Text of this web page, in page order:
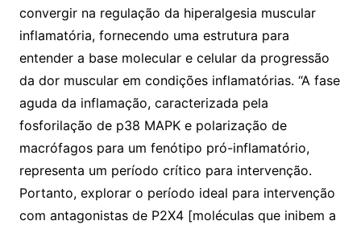
convergir na regulação da hiperalgesia muscular
inflamatória, fornecendo uma estrutura para
entender a base molecular e celular da progressão
da dor muscular em condições inflamatórias. “A fase
aguda da inflamação, caracterizada pela
fosforilação de p38 MAPK e polarização de
macrófagos para um fenótipo pró-inflamatório,
representa um período crítico para intervenção.
Portanto, explorar o período ideal para intervenção
com antagonistas de P2X4 [moléculas que inibem a